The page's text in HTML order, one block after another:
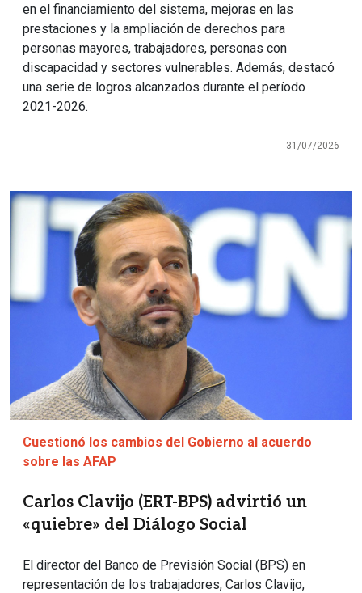
en el financiamiento del sistema, mejoras en las
prestaciones y la ampliación de derechos para
personas mayores, trabajadores, personas con
discapacidad y sectores vulnerables. Además, destacó
una serie de logros alcanzados durante el período
2021-2026.
31/07/2026
Imagen
Cuestionó los cambios del Gobierno al acuerdo
sobre las AFAP
Carlos Clavijo (ERT-BPS) advirtió un
«quiebre» del Diálogo Social
El director del Banco de Previsión Social (BPS) en
representación de los trabajadores, Carlos Clavijo,